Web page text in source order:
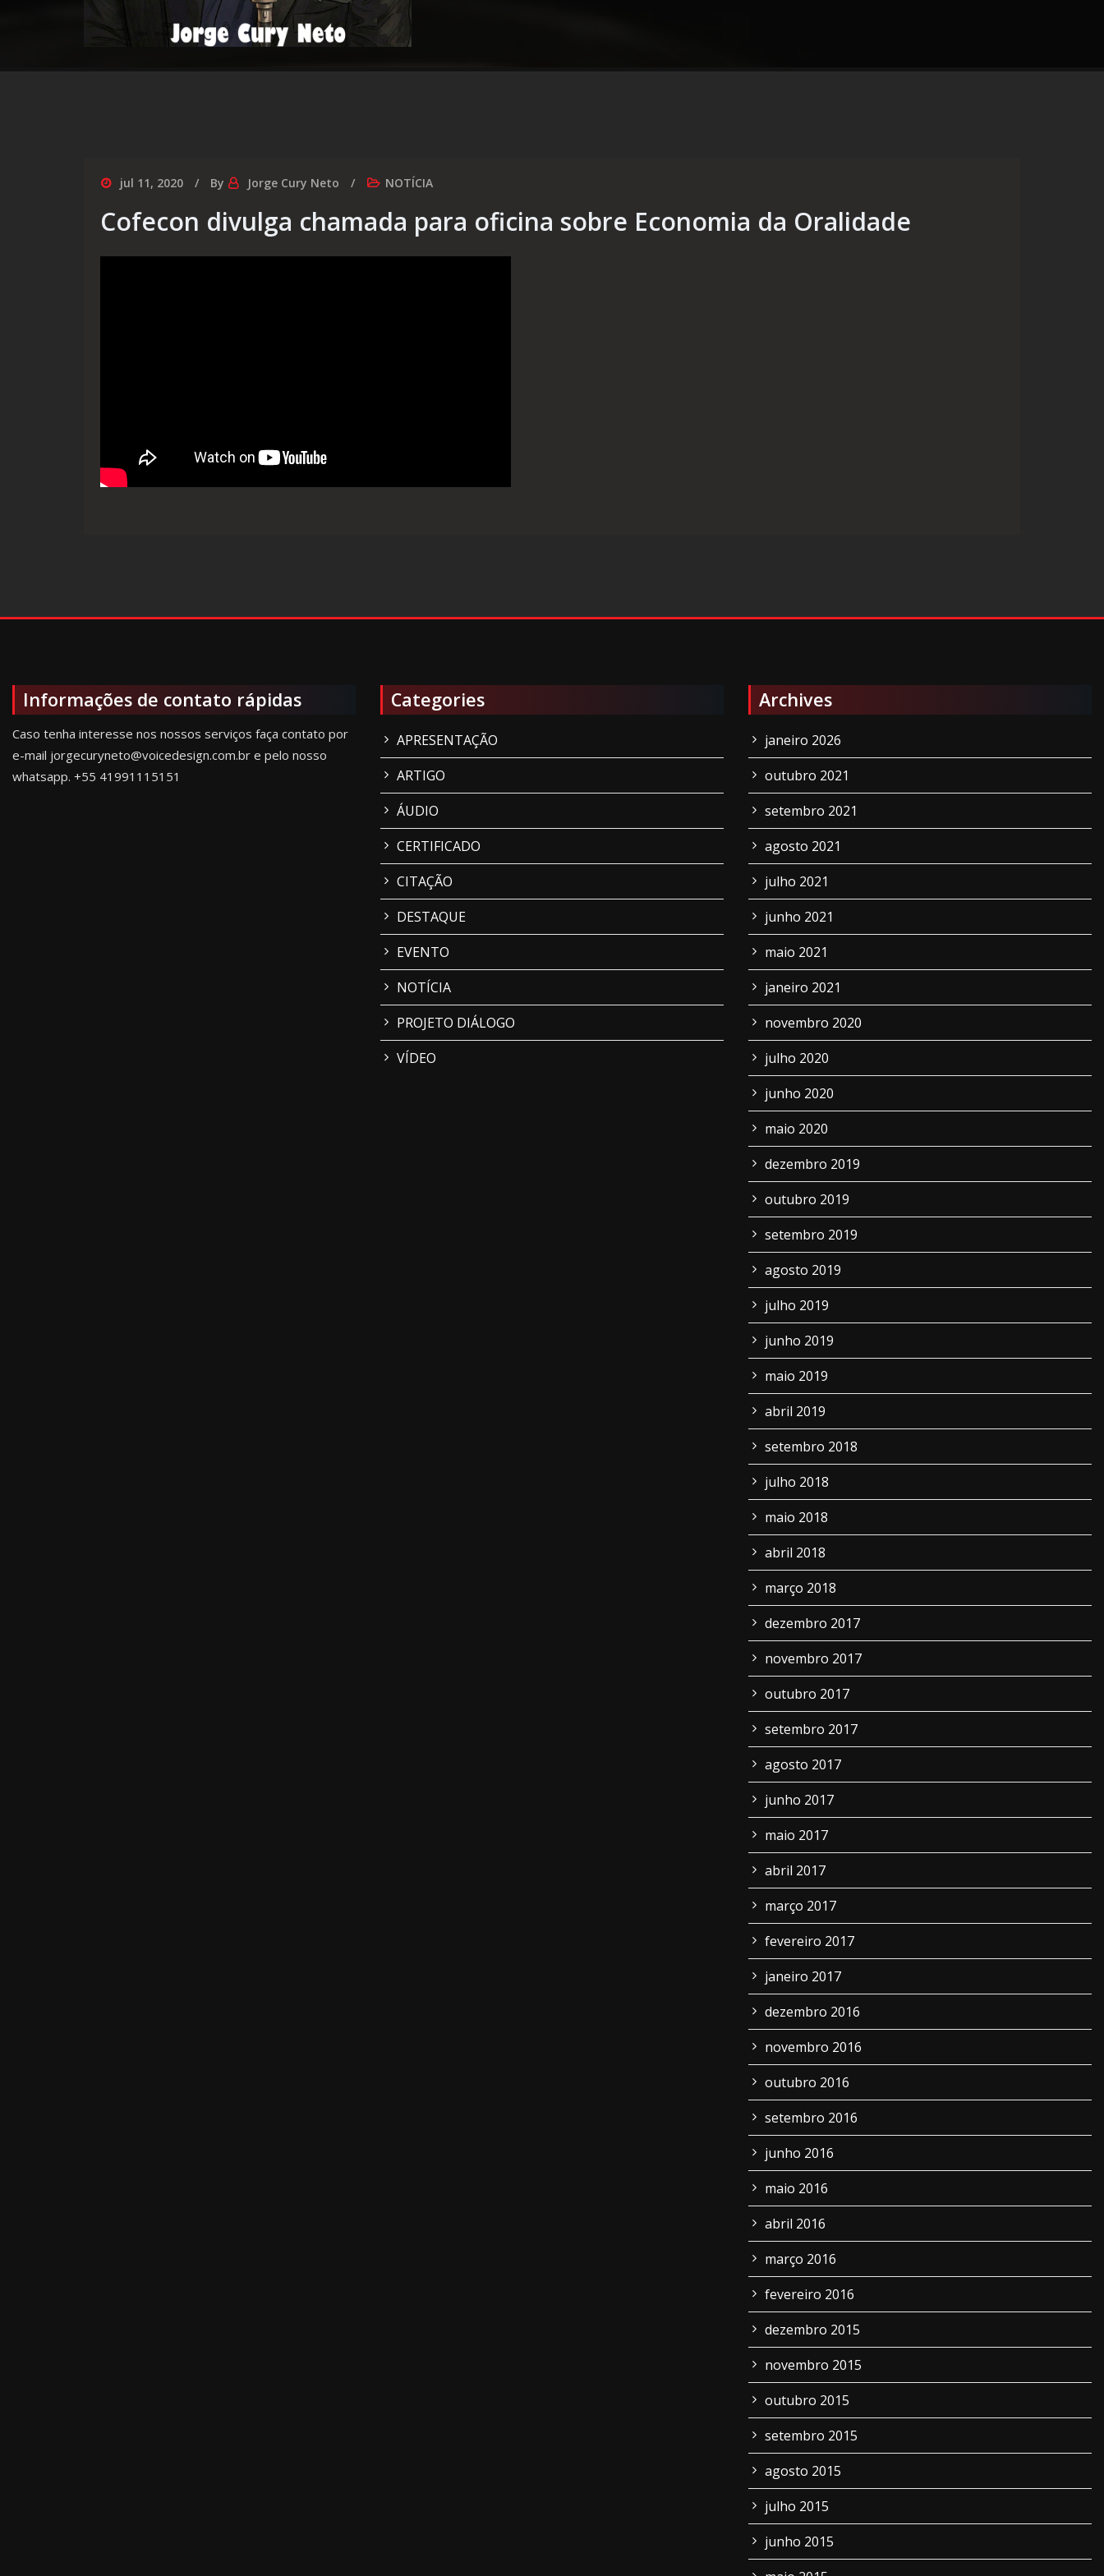
jul 11, 2020 By Jorge Cury Neto NOTÍCIA
Cofecon divulga chamada para oficina sobre Economia da Oralidade
Informações de contato rápidas
Caso tenha interesse nos nossos serviços faça contato por
e-mail jorgecuryneto@voicedesign.com.br e pelo nosso
whatsapp. +55 41991115151
Categories
APRESENTAÇÃO
ARTIGO
ÁUDIO
CERTIFICADO
CITAÇÃO
DESTAQUE
EVENTO
NOTÍCIA
PROJETO DIÁLOGO
VÍDEO
Archives
janeiro 2026
outubro 2021
setembro 2021
agosto 2021
julho 2021
junho 2021
maio 2021
janeiro 2021
novembro 2020
julho 2020
junho 2020
maio 2020
dezembro 2019
outubro 2019
setembro 2019
agosto 2019
julho 2019
junho 2019
maio 2019
abril 2019
setembro 2018
julho 2018
maio 2018
abril 2018
março 2018
dezembro 2017
novembro 2017
outubro 2017
setembro 2017
agosto 2017
junho 2017
maio 2017
abril 2017
março 2017
fevereiro 2017
janeiro 2017
dezembro 2016
novembro 2016
outubro 2016
setembro 2016
junho 2016
maio 2016
abril 2016
março 2016
fevereiro 2016
dezembro 2015
novembro 2015
outubro 2015
setembro 2015
agosto 2015
julho 2015
junho 2015